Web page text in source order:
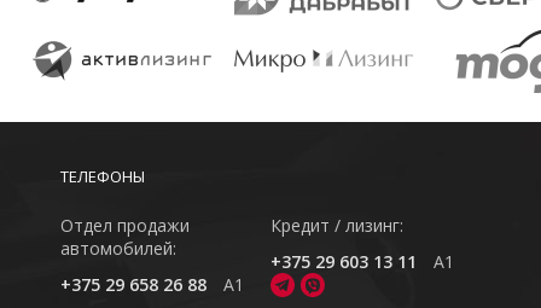
ТЕЛЕФОНЫ
Отдел продажи
автомобилей:
+375 29 658 26 88
A1
Кредит / лизинг:
+375 29 603 13 11
A1